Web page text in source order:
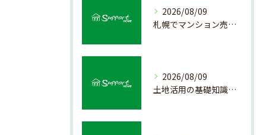
2026/08/09
札幌でマンション売却を成功させる査定と準備方法
2026/08/09
土地活用の基礎知識と売却前のポイント